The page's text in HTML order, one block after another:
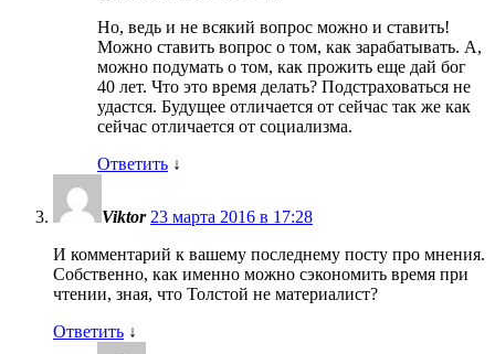
Но, ведь и не всякий вопрос можно и ставить!
Можно ставить вопрос о том, как зарабатывать. А,
можно подумать о том, как прожить еще дай бог
40 лет. Что это время делать? Подстраховаться не
удастся. Будущее отличается от сейчас так же как
сейчас отличается от социализма.
Ответить ↓
Viktor 23 марта 2016 в 17:28
И комментарий к вашему последнему посту про мнения.
Собственно, как именно можно сэкономить время при
чтении, зная, что Толстой не материалист?
Ответить ↓